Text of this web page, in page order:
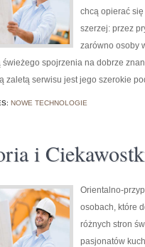
chcą opierać
szerzej: przez
zarówno osoby
świeżego spojrzenia na dobrze
zaletą serwisu jest jego szerokie
NOWE TECHNOLOGIE
i
Orientalno-
osobach, które
różnych stron
pasjonatów